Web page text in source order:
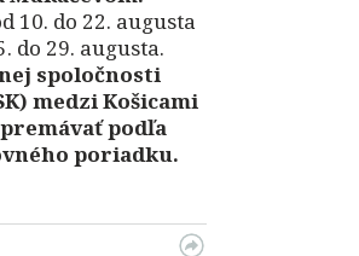
10. do 22. augusta
do 29. augusta.
spoločnosti
medzi Košicami
podľa
poriadku.